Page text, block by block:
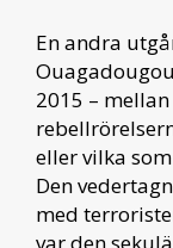
En andra
2015 –
eller vilka
Den
med
var den